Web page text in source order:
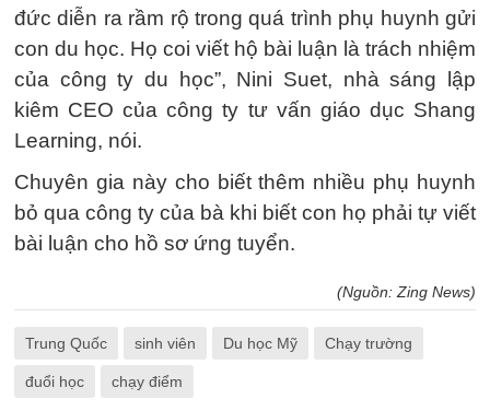
đức diễn ra rầm rộ trong quá trình phụ huynh gửi
con du học. Họ coi viết hộ bài luận là trách nhiệm
của công ty du học”, Nini Suet, nhà sáng lập
kiêm CEO của công ty tư vấn giáo dục Shang
Learning, nói.
Chuyên gia này cho biết thêm nhiều phụ huynh
bỏ qua công ty của bà khi biết con họ phải tự viết
bài luận cho hồ sơ ứng tuyển.
(Nguồn: Zing News)
Trung Quốc sinh viên Du học Mỹ Chạy trường
đuổi học chạy điểm